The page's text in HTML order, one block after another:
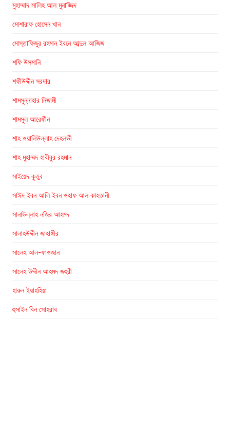
মুহাম্মাদ সালিহ আল মুনাজ্জিদ
মোশারাফ হোসেন খান
মোস্তাফিজুর রহমান ইবনে আব্দুল আজিজ
শফি উসমানি
শফীউদ্দীন সরদার
শামসুন্নাহার নিজামী
শামসুল আরেফীন
শাহ ওয়ালিউল্লাহ দেহলভী
শাহ মুহাম্মদ হাবীবুর রহমান
সাইয়েদ কুতুব
সাঈদ ইবন আলি ইবন ওহাফ আল কাহতানী
সানাউল্লাহ নজির আহমদ
সালাহউদ্দীন জাহাঙ্গীর
সালেহ আল-ফাওজান
সালেহ উদ্দীন আহমদ জহুরী
হারুন ইয়াহহিয়া
হুসাইন বিন সোহরাব